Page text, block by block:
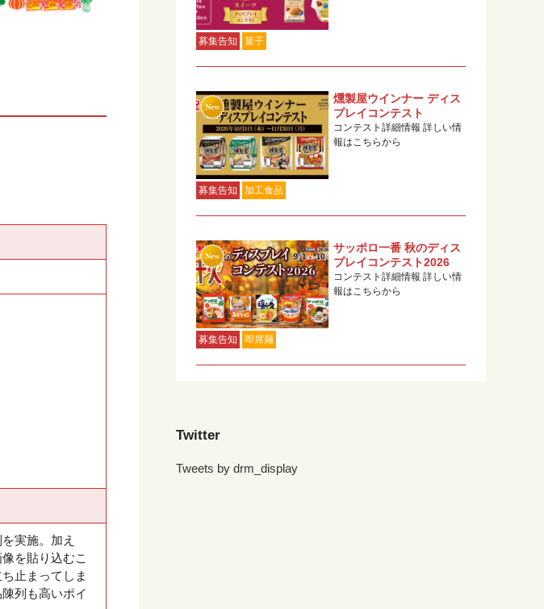
実施。加え
を貼り込むこ
止まってしま
列も高いポイ
募集告知 菓子
募集告知 加工食品
燻製屋ウインナー ディス
プレイコンテスト
コンテスト詳細情報 詳しい情
報はこちらから
募集告知 即席麺
サッポロ一番 秋のディス
プレイコンテスト2026
コンテスト詳細情報 詳しい情
報はこちらから
Twitter
Tweets by drm_display